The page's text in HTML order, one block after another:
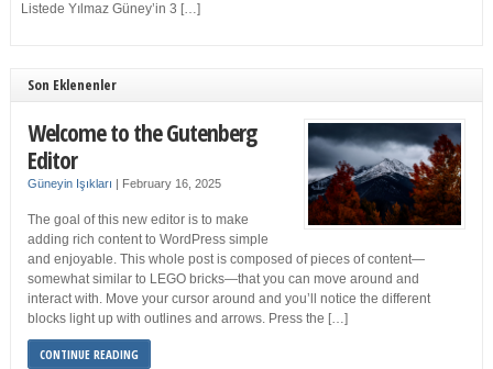
Listede Yılmaz Güney’in 3 […]
Son Eklenenler
Welcome to the Gutenberg
Editor
Güneyin Işıkları | February 16, 2025
The goal of this new editor is to make
adding rich content to WordPress simple
and enjoyable. This whole post is composed of pieces of content—
somewhat similar to LEGO bricks—that you can move around and
interact with. Move your cursor around and you’ll notice the different
blocks light up with outlines and arrows. Press the […]
CONTINUE READING